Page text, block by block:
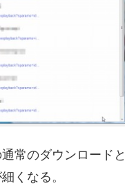
常のダウンロード
くなる。